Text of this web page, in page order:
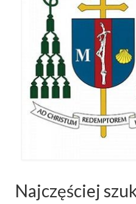
Uroczystość Św.
Boże Ciało – 20
Pierwsza
Imieniny Ks
Wigilia
Wielki Piątek
Apostoła w
Najczęściej